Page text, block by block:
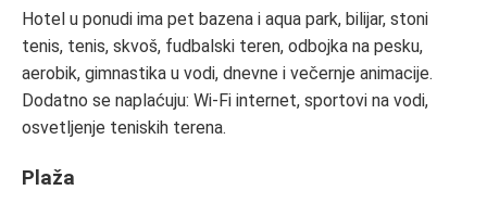
Hotel u ponudi ima pet bazena i aqua park, bilijar, stoni
tenis, tenis, skvoš, fudbalski teren, odbojka na pesku,
aerobik, gimnastika u vodi, dnevne i večernje animacije.
Dodatno se naplaćuju: Wi-Fi internet, sportovi na vodi,
osvetljenje teniskih terena.
Plaža